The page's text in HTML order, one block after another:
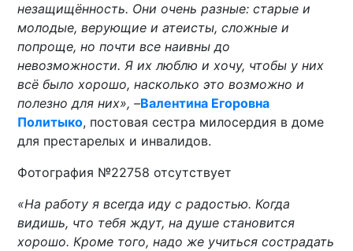
незащищённость. Они очень разные: старые и
молодые, верующие и атеисты, сложные и
попроще, но почти все наивны до
невозможности. Я их люблю и хочу, чтобы у них
всё было хорошо, насколько это возможно и
полезно для них», –Валентина Егоровна
Политыко, постовая сестра милосердия в доме
для престарелых и инвалидов.
Фотография №22758 отсутствует
«На работу я всегда иду с радостью. Когда
видишь, что тебя ждут, на душе становится
хорошо. Кроме того, надо же учиться сострадать